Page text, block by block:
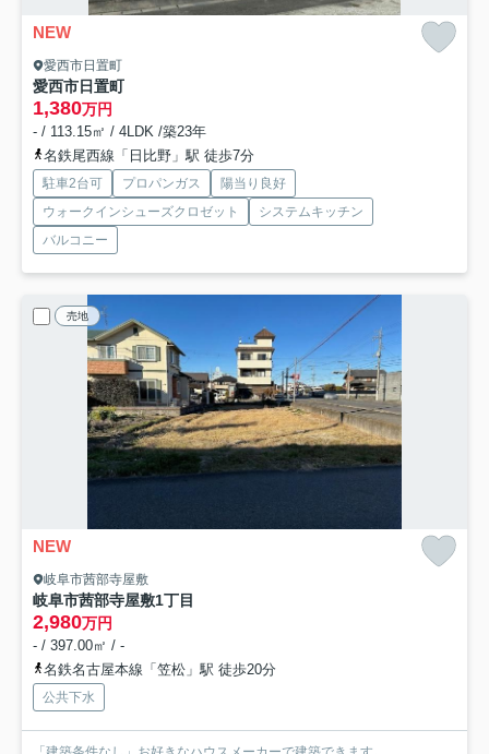
NEW
愛西市日置町
愛西市日置町
1,380万円
- / 113.15㎡ / 4LDK /築23年
名鉄尾西線「日比野」駅 徒歩7分
駐車2台可 プロパンガス
陽当り良好
ウォークインシューズクロゼット
システムキッチン
バルコニー
売地
NEW
岐阜市茜部寺屋敷
岐阜市茜部寺屋敷1丁目
2,980万円
- / 397.00㎡ / -
名鉄名古屋本線「笠松」駅 徒歩20分
公共下水